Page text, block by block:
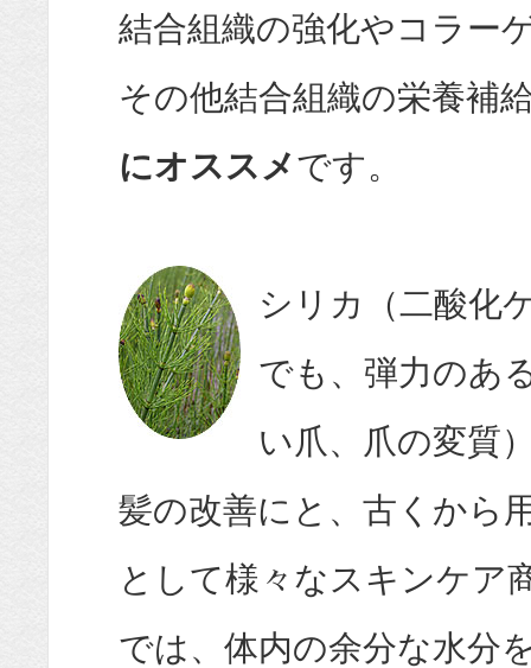
結合組織の強化やコラー
その他結合組織の栄養補
にオススメです。
シリカ（二酸化
でも、弾力のあ
い爪、爪の変質
髪の改善にと、古くから
として様々なスキンケア
では、体内の余分な水分